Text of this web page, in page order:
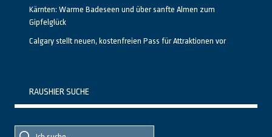
Kärnten: Warme Badeseen und über sanfte Almen zum
Gipfelglück
Calgary stellt neuen, kostenfreien Pass für Attraktionen vor
RAUSHIER SUCHE
Suche
Suche